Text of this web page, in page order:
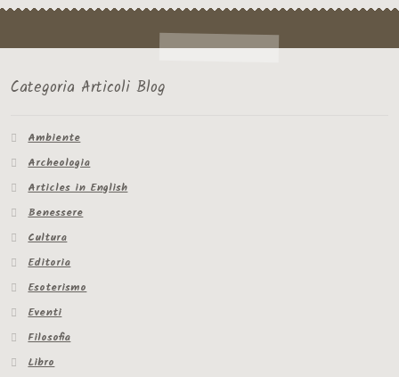
Categoria Articoli Blog
Ambiente
Archeologia
Articles in English
Benessere
Cultura
Editoria
Esoterismo
Eventi
Filosofia
Libro